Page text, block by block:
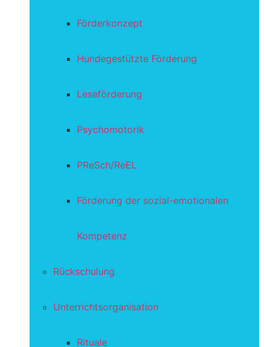
Förderkonzept
Hundegestützte Förderung
Leseförderung
Psychomotorik
PReSch/ReEL
Förderung der sozial-emotionalen
Kompetenz
Rückschulung
Unterrichtsorganisation
Rituale